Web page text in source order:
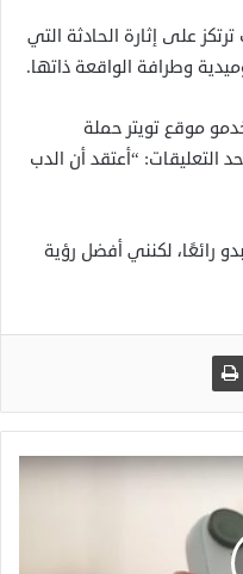
على إثارة الحادثة التي
موقع تويتر حملة
التعليقات: “أعتقد أن الدب
رائعًا، لكنني أفضل رؤية